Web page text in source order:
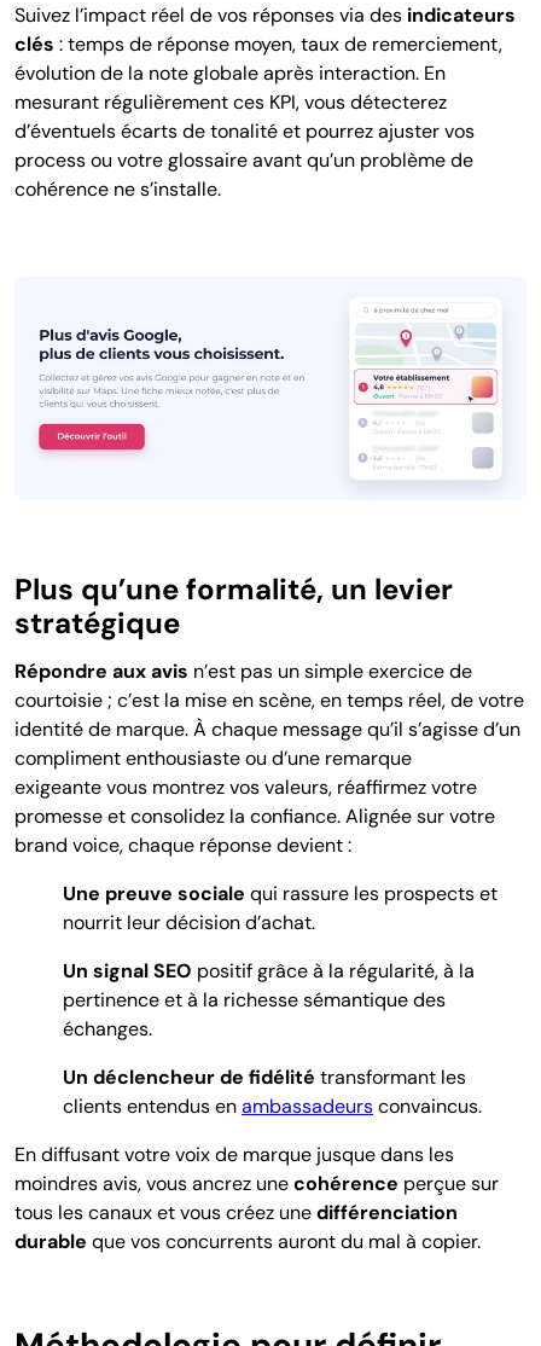
Suivez l’impact réel de vos réponses via des indicateurs
clés : temps de réponse moyen, taux de remerciement,
évolution de la note globale après interaction. En
mesurant régulièrement ces KPI, vous détecterez
d’éventuels écarts de tonalité et pourrez ajuster vos
process ou votre glossaire avant qu’un problème de
cohérence ne s’installe.
Plus qu’une formalité, un levier
stratégique
Répondre aux avis n’est pas un simple exercice de
courtoisie ; c’est la mise en scène, en temps réel, de votre
identité de marque. À chaque message qu’il s’agisse d’un
compliment enthousiaste ou d’une remarque
exigeante vous montrez vos valeurs, réaffirmez votre
promesse et consolidez la confiance. Alignée sur votre
brand voice, chaque réponse devient :
Une preuve sociale qui rassure les prospects et
nourrit leur décision d’achat.
Un signal SEO positif grâce à la régularité, à la
pertinence et à la richesse sémantique des
échanges.
Un déclencheur de fidélité transformant les
clients entendus enambassadeursconvaincus.
En diffusant votre voix de marque jusque dans les
moindres avis, vous ancrez unecohérence perçue sur
tous les canaux et vous créez unedifférenciation
durable que vos concurrents auront du mal à copier.